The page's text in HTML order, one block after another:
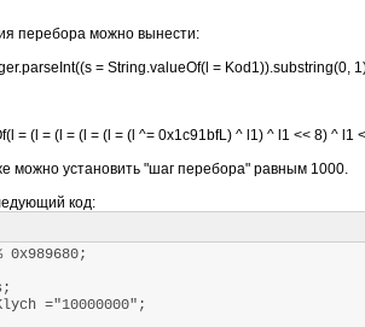
= (l = (l = (l = (l = (l ^=
3)
перебора можно вынести:
= String.valueOf(l = Kod1)).substring(0,
= (l = (l = (l = (l = (l ^= 0x1c91bfL) ^ l1) ^ l1 << 8) ^ l1
можно установить "шаг перебора" равным 1000.
код:
0x989680;
="10000000";